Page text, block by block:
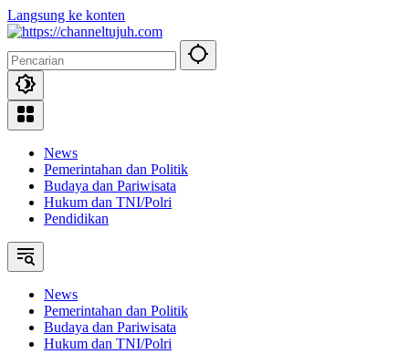
Langsung ke konten
News
Pemerintahan dan Politik
Budaya dan Pariwisata
Hukum dan TNI/Polri
Pendidikan
News
Pemerintahan dan Politik
Budaya dan Pariwisata
Hukum dan TNI/Polri